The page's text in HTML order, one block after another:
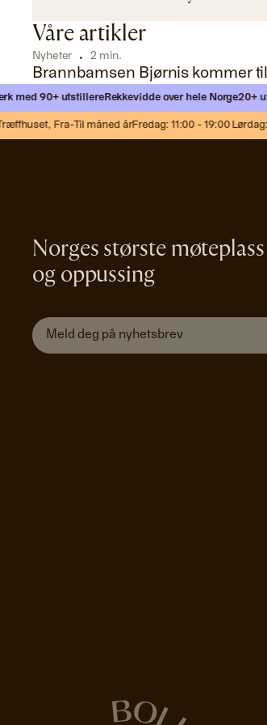
Våre artikler
Nyheter 2 min.
Brannbamsen Bjørnis kommer
90+ utstillere Rekkevidde over hele Norge20+
Fra-Til måned årFredag: 11:00 - 19:00 Lørdag:
Norges største
og oppussing